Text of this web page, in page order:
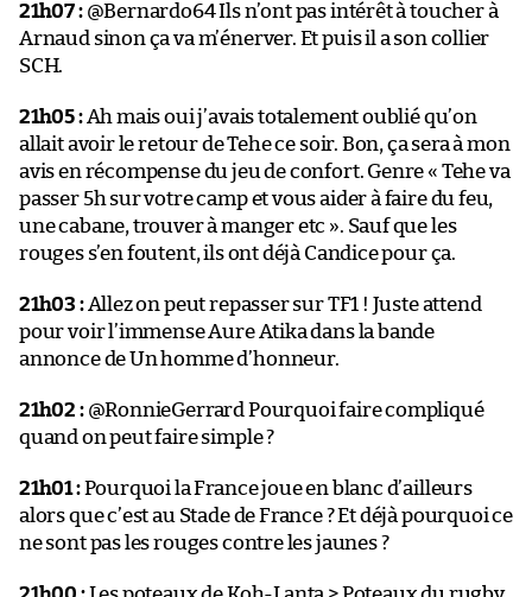
21h07 :@Bernardo64 Ils n’ont pas intérêt à toucher à
Arnaud sinon ça va m’énerver. Et puis il a son collier
SCH.
21h05 :Ah mais oui j’avais totalement oublié qu’on
allait avoir le retour de Tehe ce soir. Bon, ça sera à mon
avis en récompense du jeu de confort. Genre « Tehe va
passer 5h sur votre camp et vous aider à faire du feu,
une cabane, trouver à manger etc ». Sauf que les
rouges s’en foutent, ils ont déjà Candice pour ça.
21h03 :Allez on peut repasser sur TF1 ! Juste attend
pour voir l’immense Aure Atika dans la bande
annonce de Un homme d’honneur.
21h02 :@RonnieGerrard Pourquoi faire compliqué
quand on peut faire simple ?
21h01 :Pourquoi la France joue en blanc d’ailleurs
alors que c’est au Stade de France ? Et déjà pourquoi ce
ne sont pas les rouges contre les jaunes ?